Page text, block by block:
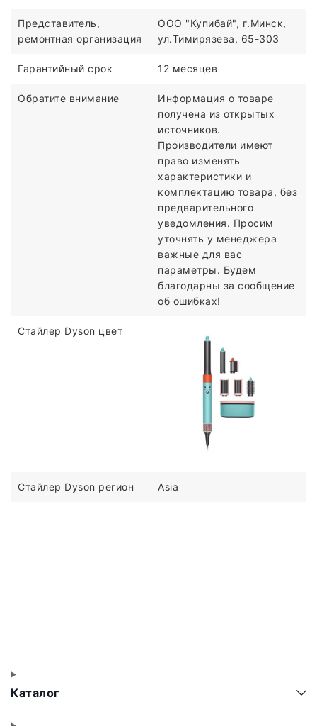
Представитель,
ремонтная организация
ООО "Купибай", г.Минск,
ул.Тимирязева, 65-303
Гарантийный срок 12 месяцев
Обратите внимание
Информация о товаре
получена из открытых
источников.
Производители имеют
право изменять
характеристики и
комплектацию товара, без
предварительного
уведомления. Просим
уточнять у менеджера
важные для вас
параметры. Будем
благодарны за сообщение
об ошибках!
Стайлер Dyson цвет
Стайлер Dyson регион Asia
Каталог